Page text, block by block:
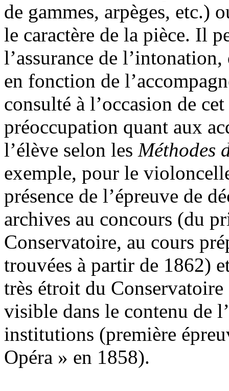
de gammes, arpèges, etc.)
le caractère de la pièce. Il
l’assurance de
en fonction de
consulté à l’occasion de
préoccupation quant aux
l’élève selon les Méthodes
exemple, pour le
présence de l’épreuve de
archives au concours (du
Conservatoire, au cours
trouvées à partir de 1862)
très étroit du Conservatoire
visible dans le contenu de
institutions (première
Opéra » en 1858).